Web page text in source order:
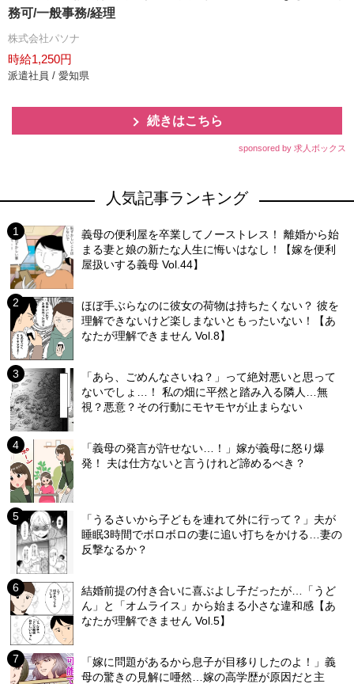
務可/一般事務/経理
株式会社パソナ
時給1,250円
派遣社員 / 愛知県
続きはこちら
sponsored by 求人ボックス
人気記事ランキング
義母の便利屋を卒業してノーストレス！ 離婚から始
まる妻と娘の新たな人生に悔いはなし！【嫁を便利
屋扱いする義母 Vol.44】
ほぼ手ぶらなのに彼女の荷物は持ちたくない？ 彼を
理解できないけど楽しまないともったいない！【あ
なたが理解できません Vol.8】
「あら、ごめんなさいね？」って絶対悪いと思って
ないでしょ…！ 私の畑に平然と踏み入る隣人…無
視？悪意？その行動にモヤモヤが止まらない
「義母の発言が許せない…！」嫁が義母に怒り爆
発！ 夫は仕方ないと言うけれど諦めるべき？
「うるさいから子どもを連れて外に行って？」夫が
睡眠3時間でボロボロの妻に追い打ちをかける…妻の
反撃なるか？
結婚前提の付き合いに喜ぶよし子だったが…「うど
ん」と「オムライス」から始まる小さな違和感【あ
なたが理解できません Vol.5】
「嫁に問題があるから息子が目移りしたのよ！」義
母の驚きの見解に唖然…嫁の高学歴が原因だと主